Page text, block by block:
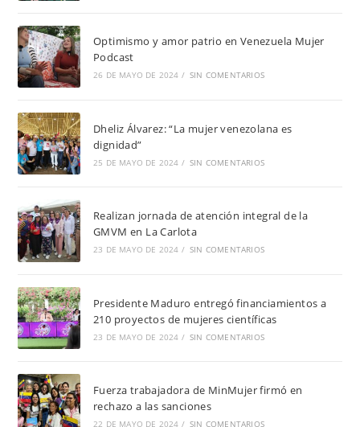
Optimismo y amor patrio en Venezuela Mujer
Podcast
26 DE MAYO DE 2024 / SIN COMENTARIOS
Dheliz Álvarez: “La mujer venezolana es
dignidad”
25 DE MAYO DE 2024 / SIN COMENTARIOS
Realizan jornada de atención integral de la
GMVM en La Carlota
23 DE MAYO DE 2024 / SIN COMENTARIOS
Presidente Maduro entregó financiamientos a
210 proyectos de mujeres científicas
23 DE MAYO DE 2024 / SIN COMENTARIOS
Fuerza trabajadora de MinMujer firmó en
rechazo a las sanciones
22 DE MAYO DE 2024 / SIN COMENTARIOS